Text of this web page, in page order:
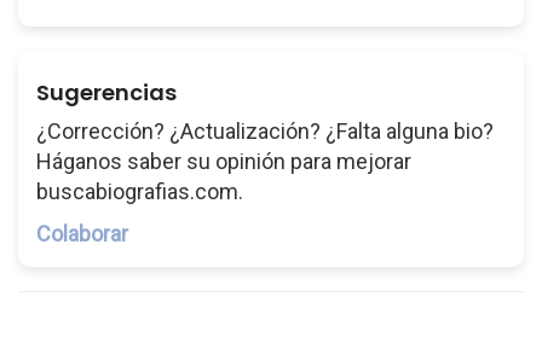
Sugerencias
¿Corrección? ¿Actualización? ¿Falta alguna bio?
Háganos saber su opinión para mejorar
buscabiografias.com.
Colaborar